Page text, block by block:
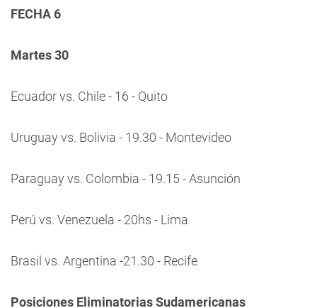
FECHA 6
Martes 30
Ecuador vs. Chile - 16 - Quito
Uruguay vs. Bolivia - 19.30 - Montevideo
Paraguay vs. Colombia - 19.15 - Asunción
Perú vs. Venezuela - 20hs - Lima
Brasil vs. Argentina -21.30 - Recife
Posiciones Eliminatorias Sudamericanas